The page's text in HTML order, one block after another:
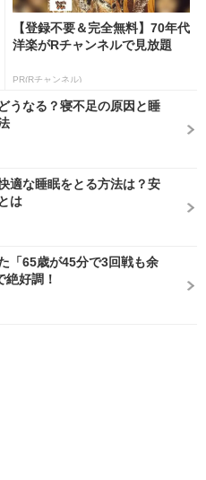
【登録不要＆完全無料】70年代
洋楽がRチャンネルで見放題
PR(Rチャンネル)
うなる？寝不足の原因と睡
適な睡眠をとる方法は？安
は
「65歳が45分で3回戦も余
好調！